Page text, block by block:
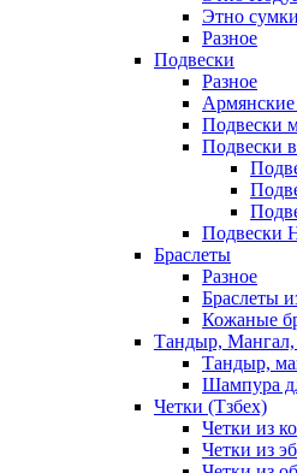
Этно сумки
Разное
Подвески
Разное
Подвески
Подвески
Подвески
Браслеты
Разное
Браслеты
Кожаные
Тандыр,
Тандыр,
Шампура
Четки (Тзбех)
Четки из
Четки из